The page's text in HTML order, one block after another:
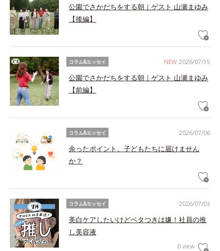
公園でさかだちをする朝｜ゲスト 山瀬まゆみ
【後編】
NEW 2026/07/15
コラム&エッセイ
公園でさかだちをする朝｜ゲスト 山瀬まゆみ
【前編】
2026/07/06
コラム&エッセイ
余ったポイント、子どもたちに届けません
か？
2026/07/03
コラム&エッセイ
美白ケアしたいけどベタつきは嫌！社員の推
し美容液
0 view